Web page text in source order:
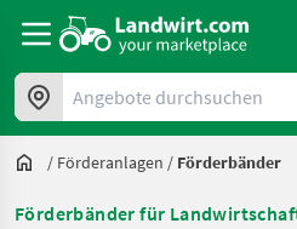
Angebote durchsuchen
/ Förderanlagen / Förderbänder
Förderbänder für